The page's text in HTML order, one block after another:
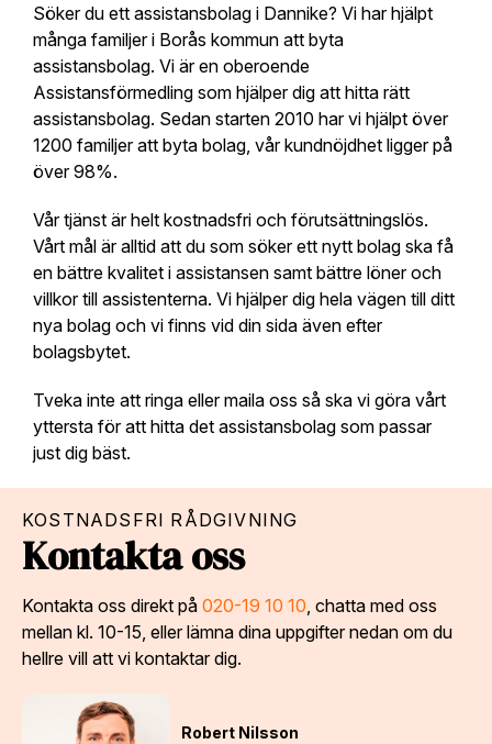
Söker du ett assistansbolag i Dannike? Vi har hjälpt
många familjer i Borås kommun att byta
assistansbolag. Vi är en oberoende
Assistansförmedling som hjälper dig att hitta rätt
assistansbolag. Sedan starten 2010 har vi hjälpt över
1200 familjer att byta bolag, vår kundnöjdhet ligger på
över 98%.
Vår tjänst är helt kostnadsfri och förutsättningslös.
Vårt mål är alltid att du som söker ett nytt bolag ska få
en bättre kvalitet i assistansen samt bättre löner och
villkor till assistenterna. Vi hjälper dig hela vägen till ditt
nya bolag och vi finns vid din sida även efter
bolagsbytet.
Tveka inte att ringa eller maila oss så ska vi göra vårt
yttersta för att hitta det assistansbolag som passar
just dig bäst.
KOSTNADSFRI RÅDGIVNING
Kontakta oss
Kontakta oss direkt på 020-19 10 10 , chatta med oss
mellan kl. 10-15, eller lämna dina uppgifter nedan om du
hellre vill att vi kontaktar dig.
Robert Nilsson